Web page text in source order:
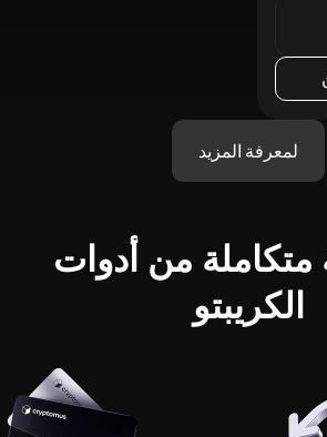
لمعرفة المزيد
من أدوات
الكريبتو